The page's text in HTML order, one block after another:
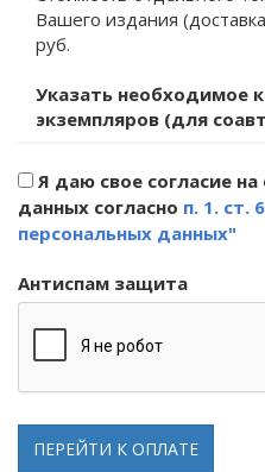
Вашего издания
руб.
Указать необходимое
экземпляров (для
Я даю свое согласие
данных согласно п. 1. ст.
персональных данных"
Антиспам защита
ПЕРЕЙТИ К ОПЛАТЕ